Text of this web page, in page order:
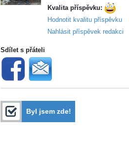
Kvalita příspěvku:
Hodnotit kvalitu příspěvku
Nahlásit příspěvek redakci
Sdílet s přáteli
Byl jsem zde!